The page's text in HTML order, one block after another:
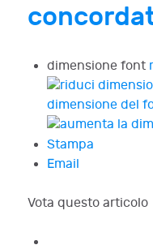
dimensione font
dimensione del
Stampa
Email
Vota questo articolo